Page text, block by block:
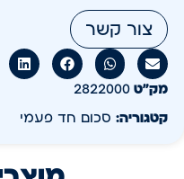
צור קשר
מק״ט 2822000
קטגוריה: סכום חד פעמי